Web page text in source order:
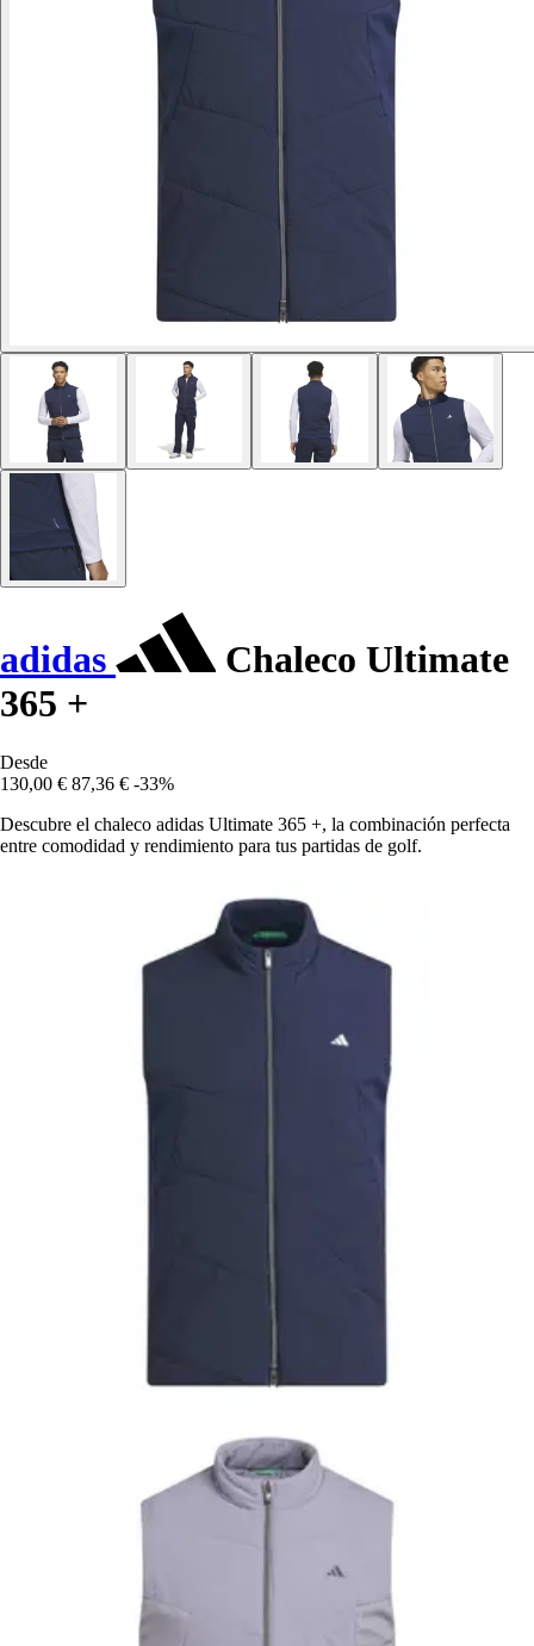
adidas
Chaleco Ultimate
365 +
Desde
130,00 € 87,36 € -33%
Descubre el chaleco adidas Ultimate 365 +, la combinación perfecta
entre comodidad y rendimiento para tus partidas de golf.